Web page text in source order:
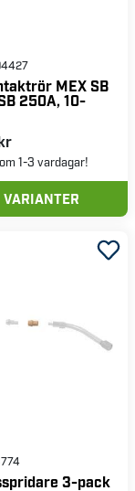
MEX SB
250A, 10-
1-3 vardagar!
VARIANTER
3-pack